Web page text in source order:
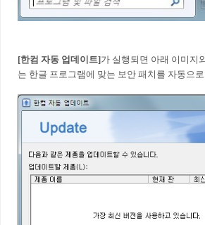
[한컴 자동 업데이트]가 실행되면 아래 이미지
는 한글 프로그램에 맞는 보안 패치를 자동으